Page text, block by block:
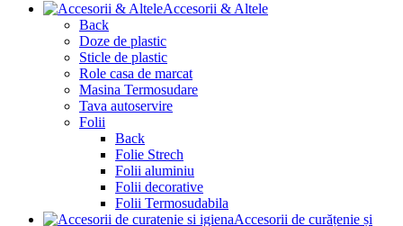
Accesorii & Altele
Back
Doze de plastic
Sticle de plastic
Role casa de marcat
Masina Termosudare
Tava autoservire
Folii
Back
Folie Strech
Folii aluminiu
Folii decorative
Folii Termosudabila
Accesorii de curățenie și